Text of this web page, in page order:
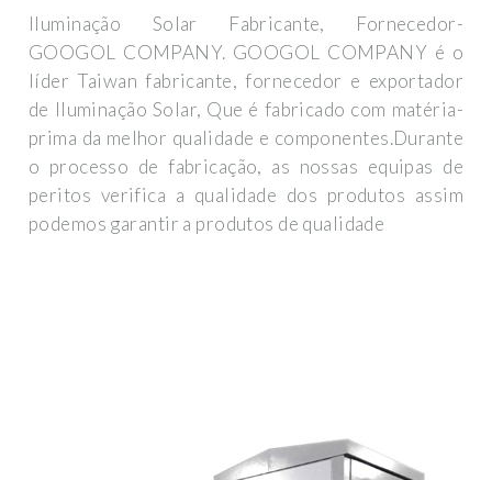
Iluminação Solar Fabricante, Fornecedor-
GOOGOL COMPANY. GOOGOL COMPANY é o
líder Taiwan fabricante, fornecedor e exportador
de Iluminação Solar, Que é fabricado com matéria-
prima da melhor qualidade e componentes.Durante
o processo de fabricação, as nossas equipas de
peritos verifica a qualidade dos produtos assim
podemos garantir a produtos de qualidade